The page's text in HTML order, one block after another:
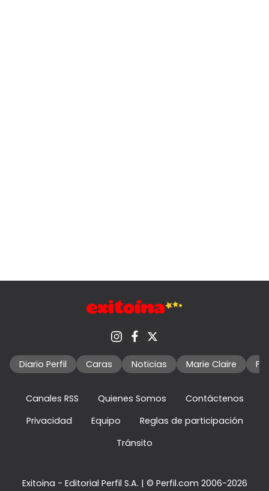
Diario Perfil Caras Noticias Marie Claire
Canales RSS Quienes Somos
Contáctenos
Privacidad
Equipo
Reglas de participación
Tránsito
Exitoina - Editorial Perfil S.A. | © Perfil.com 2006-2026